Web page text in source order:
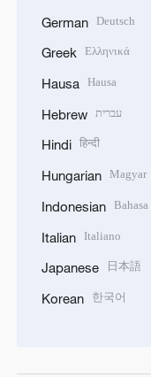
German Deutsch
Greek Ελληνικά
Hausa Hausa
Hebrew עברית
Hindi हिन्दी
Hungarian Magyar
Indonesian
Italian Italiano
Japanese 日本語
Korean 한국어